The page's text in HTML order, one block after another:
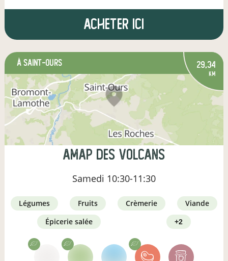
Acheter ici
à Saint-Ours 29,34
km
AMAP des Volcans
Samedi 10:30-11:30
légumes fruits crèmerie
viande
épicerie salée
+2